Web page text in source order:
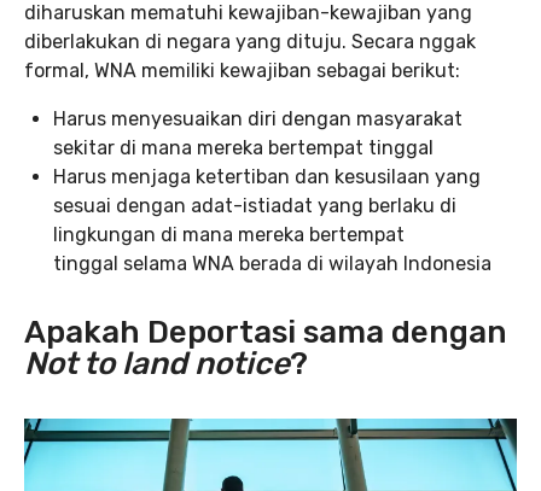
diharuskan mematuhi kewajiban-kewajiban yang
diberlakukan di negara yang dituju. Secara nggak
formal, WNA memiliki kewajiban sebagai berikut:
Harus menyesuaikan diri dengan masyarakat
sekitar di mana mereka bertempat tinggal
Harus menjaga ketertiban dan kesusilaan yang
sesuai dengan adat-istiadat yang berlaku di
lingkungan di mana mereka bertempat
tinggal selama WNA berada di wilayah Indonesia
Apakah Deportasi sama dengan
Not to land notice?